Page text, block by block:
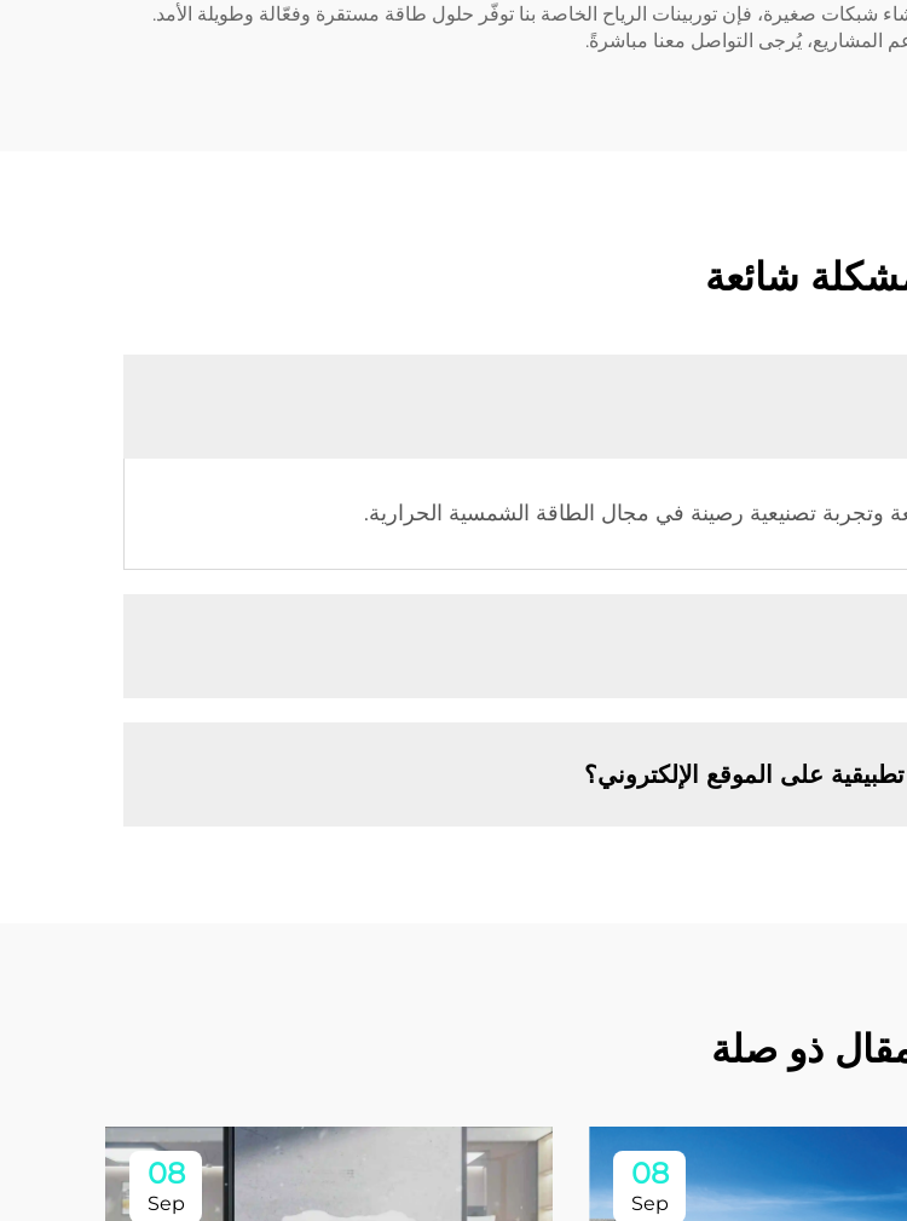
شبكات صغيرة، فإن توربينات الرياح الخاصة بنا توفّر حلول طاقة مستقرة وفعّالة وطويلة الأمد.
يُرجى التواصل معنا مباشرةً.
شائعة
على الموقع الإلكتروني؟
ذو صلة
08
Sep
08
Sep